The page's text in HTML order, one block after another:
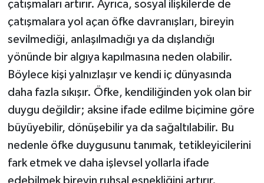
çatışmaları artırır. Ayrıca, sosyal ilişkilerde de
çatışmalara yol açan öfke davranışları, bireyin
sevilmediği, anlaşılmadığı ya da dışlandığı
yönünde bir algıya kapılmasına neden olabilir.
Böylece kişi yalnızlaşır ve kendi iç dünyasında
daha fazla sıkışır. Öfke, kendiliğinden yok olan bir
duygu değildir; aksine ifade edilme biçimine göre
büyüyebilir, dönüşebilir ya da sağaltılabilir. Bu
nedenle öfke duygusunu tanımak, tetikleyicilerini
fark etmek ve daha işlevsel yollarla ifade